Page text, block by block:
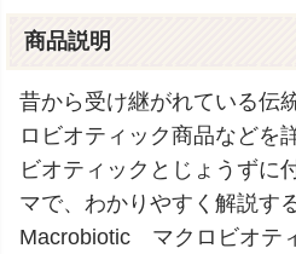
商品説明
昔から受け継がれている伝
ロビオティック商品などを
ビオティックとじょうずに
マで、わかりやすく解説す
Macrobiotic マクロビオテ